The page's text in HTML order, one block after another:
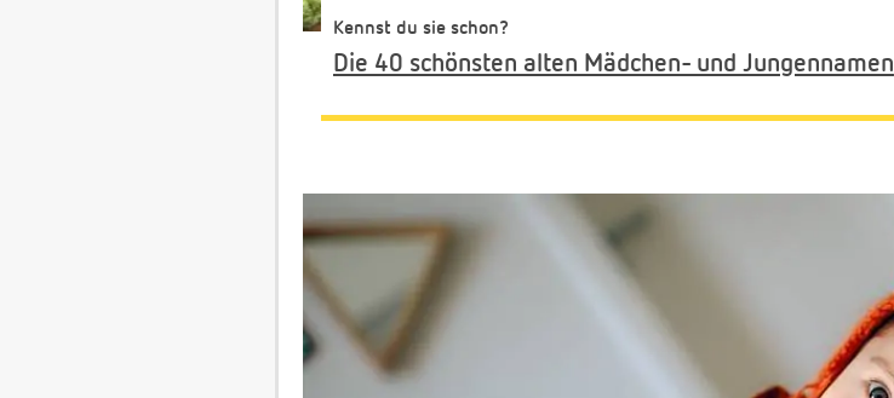
Kennst du sie schon?
Die 40 schönsten alten Mädchen- und Jungennamen